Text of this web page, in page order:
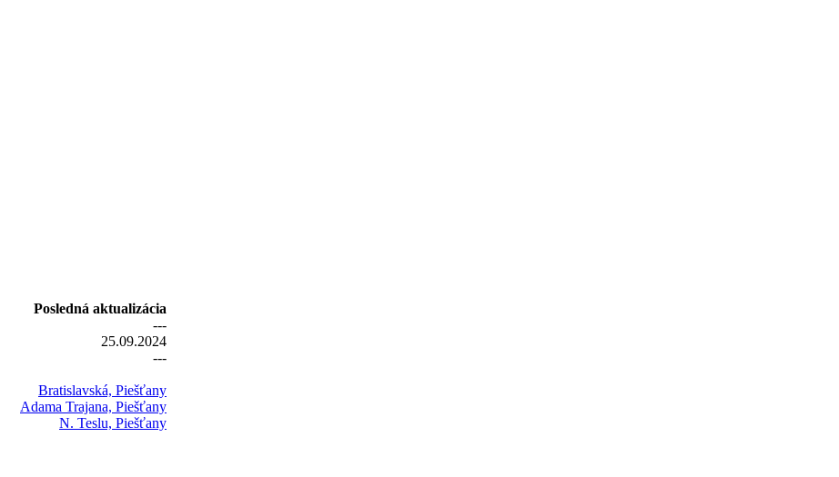
Posledná aktualizácia
---
25.09.2024
---
Bratislavská, Piešťany
Adama Trajana, Piešťany
N. Teslu, Piešťany